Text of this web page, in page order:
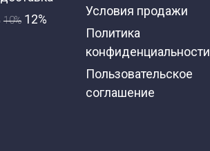
10% 12%
Условия продажи
Политика
конфиденциальности
Пользовательское
соглашение